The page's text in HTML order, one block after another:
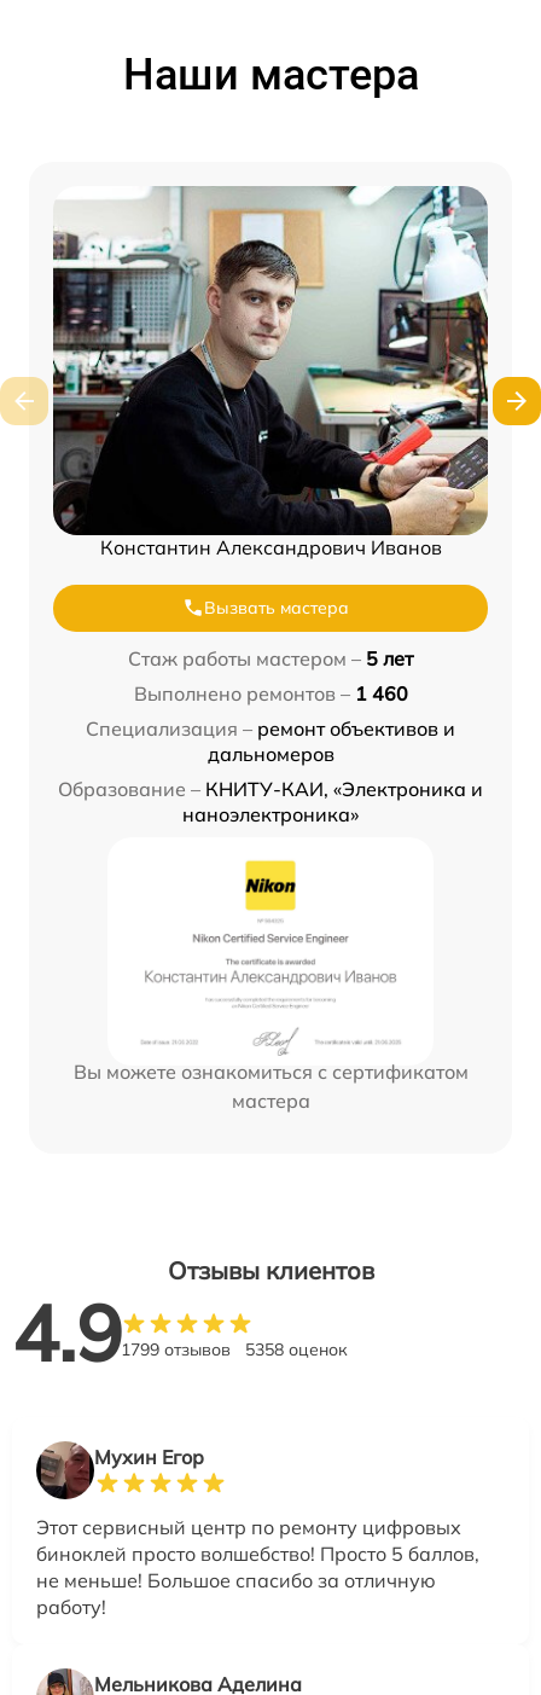
Наши мастера
Константин Александрович Иванов
Вызвать мастера
Стаж работы мастером – 5 лет
Выполнено ремонтов – 1 460
Специализация – ремонт объективов и
дальномеров
Образование – КНИТУ-КАИ, «Электроника и
наноэлектроника»
Вы можете ознакомиться с сертификатом
мастера
Отзывы клиентов
4.91799 отзывов 5358 оценок
Мухин Егор
Этот сервисный центр по ремонту цифровых
биноклей просто волшебство! Просто 5 баллов,
не меньше! Большое спасибо за отличную
работу!
Мельникова Аделина